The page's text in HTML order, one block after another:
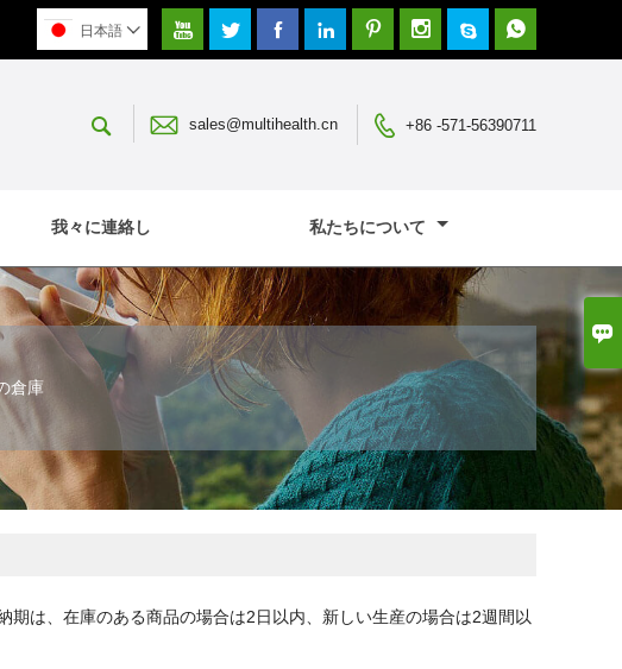

       
日本語 
  sales@multihealth.cn  +86 -571-56390711
我々に連絡し 私たちについて
倉庫
は、在庫のある商品の場合は2日以内、新しい生産の場合は2週間以